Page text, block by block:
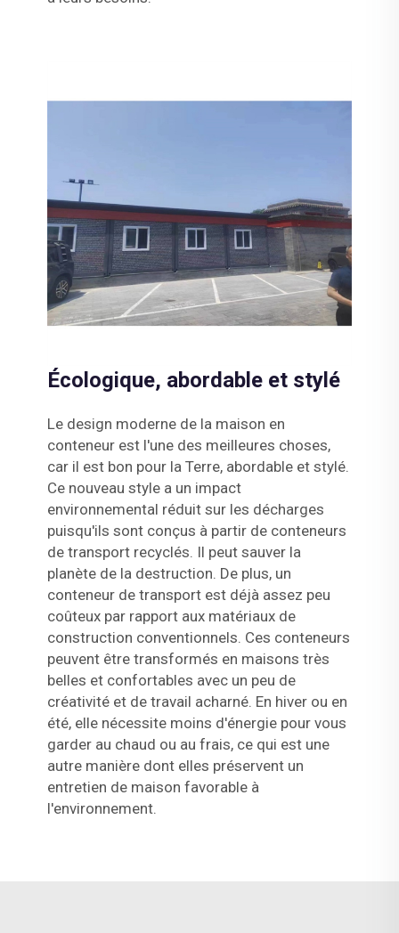
Écologique, abordable et stylé
Le design moderne de la maison en
conteneur est l'une des meilleures choses,
car il est bon pour la Terre, abordable et stylé.
Ce nouveau style a un impact
environnemental réduit sur les décharges
puisqu'ils sont conçus à partir de conteneurs
de transport recyclés. Il peut sauver la
planète de la destruction. De plus, un
conteneur de transport est déjà assez peu
coûteux par rapport aux matériaux de
construction conventionnels. Ces conteneurs
peuvent être transformés en maisons très
belles et confortables avec un peu de
créativité et de travail acharné. En hiver ou en
été, elle nécessite moins d'énergie pour vous
garder au chaud ou au frais, ce qui est une
autre manière dont elles préservent un
entretien de maison favorable à
l'environnement.